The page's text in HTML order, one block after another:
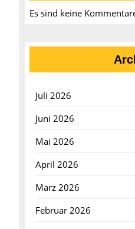
Es sind keine
Juli 2026
Juni 2026
Mai 2026
April 2026
März 2026
Februar 2026